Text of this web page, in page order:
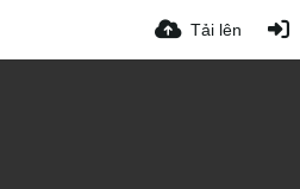
Tải lên